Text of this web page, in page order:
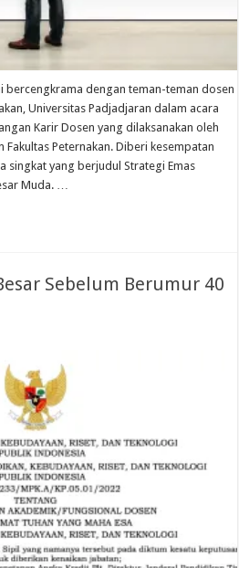
bercengkrama dengan teman-teman dosen
Universitas Padjadjaran dalam acara
Karir Dosen yang dilaksanakan oleh
Fakultas Peternakan. Diberi kesempatan
singkat yang berjudul Strategi Emas
Muda. …
Sebelum Berumur 40